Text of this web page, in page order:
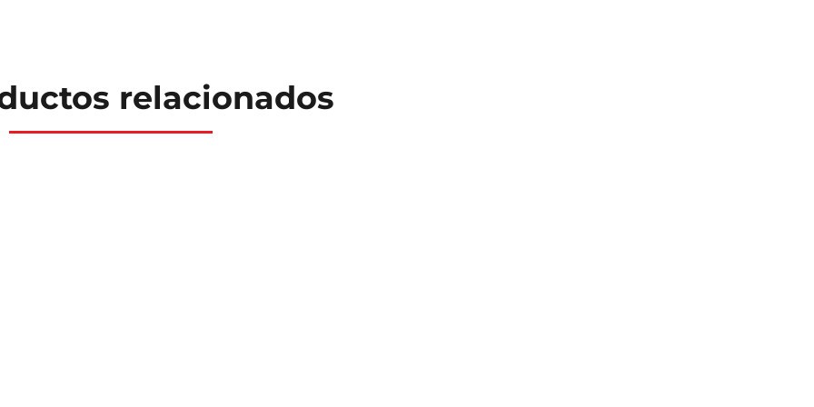
relacionados